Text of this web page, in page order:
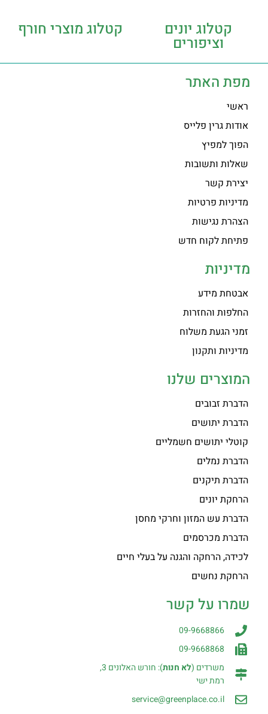
קטלוג יונים
וציפורים
קטלוג מוצרי חורף
מפת האתר
ראשי
אודות גרין פלייס
הפוך למפיץ
שאלות ותשובות
יצירת קשר
מדיניות פרטיות
הצהרת נגישות
פתיחת לקוח חדש
מדיניות
אבטחת מידע
החלפות והחזרות
זמני הגעת משלוח
מדיניות ותקנון
המוצרים שלנו
הדברת זבובים
הדברת יתושים
קוטלי יתושים חשמליים
הדברת נמלים
הדברת תיקנים
הרחקת יונים
הדברת עש המזון וחרקי מחסן
הדברת מכרסמים
לכידה, הרחקה והגנה על בעלי חיים
הרחקת נחשים
שמרו על קשר
09-9668866
09-9668868
משרדים (לא חנות): חורש האלונים 3,
רמת ישי
service@greenplace.co.il